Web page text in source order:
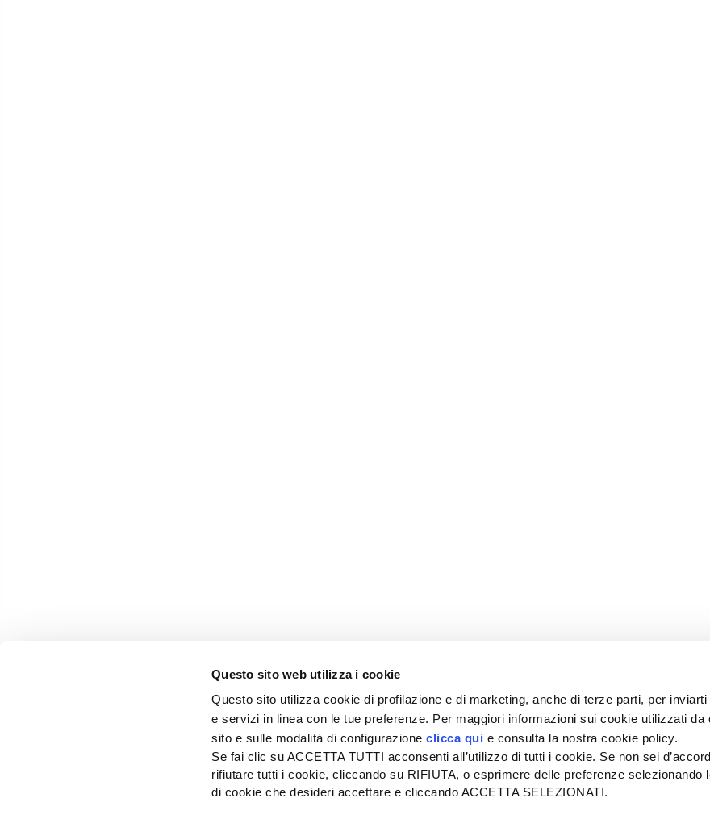
Questo sito web utilizza i cookie
Questo sito utilizza cookie di profilazione e di marketing, anche di terze parti, per inviarti
e servizi in linea con le tue preferenze. Per maggiori informazioni sui cookie utilizzati da
sito e sulle modalità di configurazioneclicca qui e consulta la nostra cookie policy.
Se fai clic su ACCETTA TUTTI acconsenti all’utilizzo di tutti i cookie. Se non sei
rifiutare tutti i cookie, cliccando su RIFIUTA, o esprimere delle preferenze selezionando
di cookie che desideri accettare e cliccando ACCETTA SELEZIONATI.
EDIZIONI L'INFORMATORE AGRARIO Srl
SEDE
Tel + 39.045.8057511
info@informatoreagrario.it
PUBBLICITÀ
Tel +